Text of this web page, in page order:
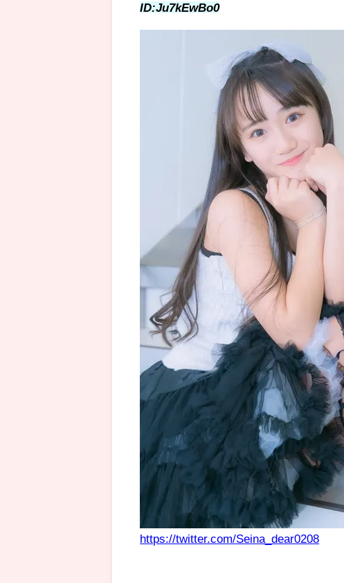
ID:Ju7kEwBo0
https://twitter.com/Seina_dear0208